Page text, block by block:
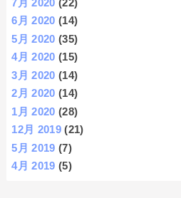
6月 2020 (14)
5月 2020 (35)
4月 2020 (15)
3月 2020 (14)
2月 2020 (14)
1月 2020 (28)
12月 2019 (21)
5月 2019 (7)
4月 2019 (5)